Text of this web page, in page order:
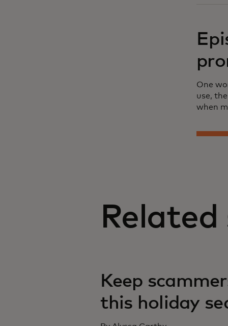
One
use,
when
Keep
this holiday